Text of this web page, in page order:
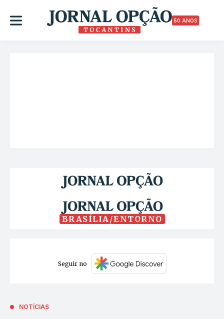
50 ANOS
BRASÍLIA/ENTORNO
Seguir no
NOTÍCIAS